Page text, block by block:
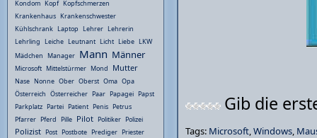
Gib die
Tags: Microsoft,Windows,
Kondom Kopf Kopfschmerzen
Krankenhaus Krankenschwester
Kühlschrank Laptop Lehrer Lehrerin
Lehrling Leiche Leutnant Licht Liebe LKW
Mädchen Manager Mann Männer
Microsoft Mittelstürmer Mond Mutter
Nase Nonne Ober Oberst Oma Opa
Österreich Österreicher Paar Papagei Papst
Parkplatz Partei Patient Penis Petrus
Pfarrer Pferd Pille Pilot Politiker Polizei
Polizist Post Postbote Prediger Priester